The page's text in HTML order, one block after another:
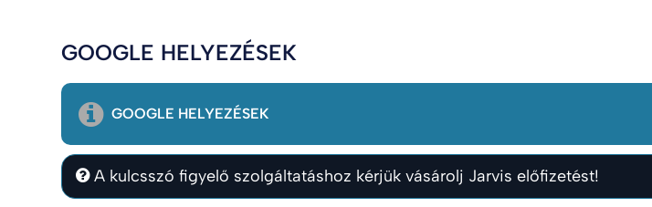
GOOGLE HELYEZÉSEK
GOOGLE HELYEZÉSEK
A kulcsszó figyelő szolgáltatáshoz kérjük vásárolj Jarvis előfizetést!